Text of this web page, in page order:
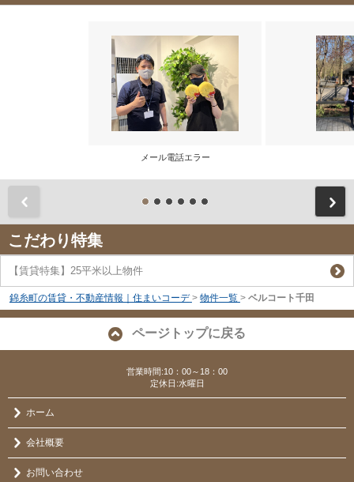
メール電話エラー
こだわり特集
【賃貸特集】25平米以上物件
錦糸町の賃貸・不動産情報｜住まいコーデ > 物件一覧 > ベルコート千田
ページトップに戻る
営業時間:10：00～18：00
定休日:水曜日
ホーム
会社概要
お問い合わせ